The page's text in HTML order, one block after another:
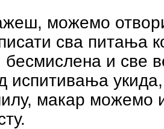
можемо
сва питања
бесмислена и све
испитивања
макар можемо